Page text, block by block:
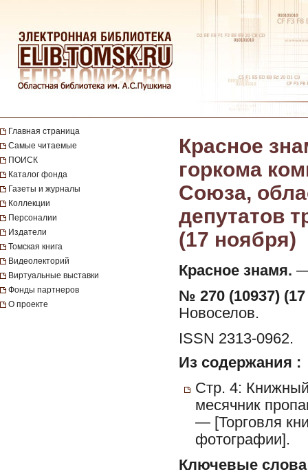
Главная страница
Самые читаемые
ПОИСК
Каталог фонда
Газеты и журналы
Коллекции
Персоналии
Издатели
Томская книга
Видеолекторий
Виртуальные выставки
Фонды партнеров
О проекте
Красное
горкома
Союза,
депутатов
(17 ноября)
Красное знамя. —
№ 270 (10937)
Новоселов.
ISSN 2313-0962.
Из содержания :
Стр. 4:
месячник
— [Торговля
фотографии].
Ключевые слова